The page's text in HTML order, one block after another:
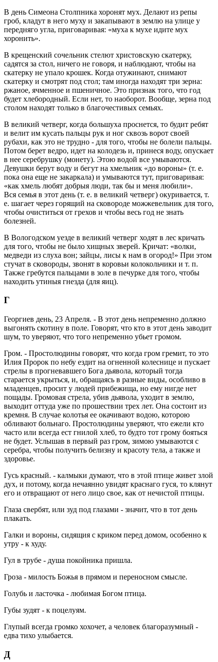
В день Симеона Столпника хоронят мух. Делают из репы
гроб, кладут в него муху и закапывают в землю на улице у
передняго угла, приговаривая: «муха к мухе идите мух
хоронить».
В крещенский сочельник стелют христовскую скатерку,
садятся за стол, ничего не говоря, и наблюдают, чтобы на
скатерку не упало крошек. Когда отужинают, снимают
скатерку и смотрят под стол; там иногда находят три зерна:
ржаное, ячменное и пшеничное. Это признак того, что год
будет хлебородный. Если нет, то наоборот. Вообще, зерна под
столом находят только в благочестивых семьях.
В великий четверг, когда большуха проснется, то будит ребят
и велит им кусать пальцы рук и ног сквозь ворот своей
рубахи, как это не трудно - для того, чтобы не болели пальцы.
Потом берет ведро, идет на колодезь и, принеся воду, опускает
в нее серебрушку (монету). Этою водой все умываются.
Девушки берут воду и бегут на хмельник «до вороны» (т. е.
пока она еще не закаркала) и умываются тут, приговаривая:
«как хмель любят добрыя люди, так бы и меня любили».
Вся семья в этот день (т. е. в великий четверг) окуривается, т.
е. шагает через горящий на сковороде можжевельник для того,
чтобы очиститься от грехов и чтобы весь год не знать
болезней.
В Вологодском уезде в великий четверг ходят в лес кричать
для того, чтобы не было хищных зверей. Кричат: «волки,
медведи из слуха вон; зайцы, лисы к нам в огород!» При этом
стучат в сковороды, звонят в коровьи колокольчики и т. п.
Также гребутся пальцами в золе в печурке для того, чтобы
находить утиныя гнезда (для яиц).
Г
Георгиев день, 23 Апреля. - В этот день непременно должно
выгонять скотину в поле. Говорят, что кто в этот день заводит
шум, то уверяют, что того непременно убьет громом.
Гром. - Простолюдины говорят, что когда гром гремит, то это
Илия Пророк по небу ездит на огненной колеснице и пускает
стрелы в прогневавшего Бога дьявола, который тогда
старается укрыться, и, обращаясь в разные виды, особливо в
младенцев, просит у людей прибежища, но ему нигде нет
пощады. Громовая стрела, убив дьявола, уходит в землю,
выходит оттуда уже по прошествии трех лет. Она состоит из
кремня. В случае колотья ее окачивают водою, которою
обливают больнаго. Простолюдины уверяют, что ежели кто
часто или всегда ест гнилой хлеб, то будто тот грому бояться
не будет. Услышав в первый раз гром, зимою умываются с
серебра, чтобы получить белизну и красоту тела, а также и
здоровье.
Гусь красный. - калмыки думают, что в этой птице живет злой
дух, и потому, когда нечаянно увидят краснаго гуся, то клянут
его и отвращают от него лицо свое, как от нечистой птицы.
Глаза свербят, или зуд под глазами - значит, что в тот день
плакать.
Галки и вороны, сидящия с криком перед домом, особенно к
утру - к худу.
Гул в трубе - душа покойника пришла.
Гроза - милость Божья в прямом и переносном смысле.
Голубь и ласточка - любимая Богом птица.
Губы зудят - к поцелуям.
Глупый всегда громко хохочет, а человек благоразумный -
едва тихо улыбается.
Д